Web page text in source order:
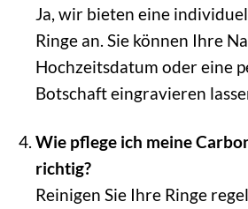
Ja, wir bieten eine
Ringe an. Sie können Ihre
Hochzeitsdatum oder eine
Botschaft eingravieren
Wie pflege ich meine
richtig?
Reinigen Sie Ihre Ringe